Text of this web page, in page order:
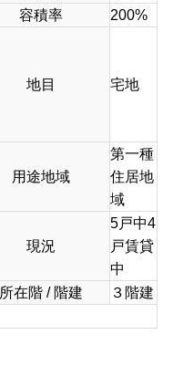
容積率 200%
地目 宅地
用途地域
第一種
住居地
域
現況
5戸中4
戸賃貸
中
所在階 / 階建
３階建